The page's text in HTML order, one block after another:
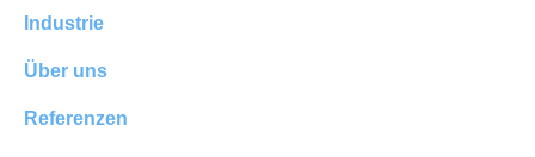
Industrie
Über uns
Referenzen